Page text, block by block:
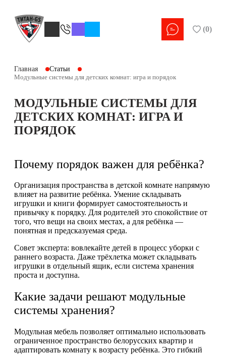
(0)
Главная
Статьи
Модульные системы для детских комнат: игра и порядок
МОДУЛЬНЫЕ СИСТЕМЫ ДЛЯ
ДЕТСКИХ КОМНАТ: ИГРА И
ПОРЯДОК
Почему порядок важен для ребёнка?
Организация пространства в детской комнате напрямую
влияет на развитие ребёнка. Умение складывать
игрушки и книги формирует самостоятельность и
привычку к порядку. Для родителей это спокойствие от
того, что вещи на своих местах, а для ребёнка —
понятная и предсказуемая среда.
Совет эксперта: вовлекайте детей в процесс уборки с
раннего возраста. Даже трёхлетка может складывать
игрушки в отдельный ящик, если система хранения
проста и доступна.
Какие задачи решают модульные
системы хранения?
Модульная мебель позволяет оптимально использовать
ограниченное пространство белорусских квартир и
адаптировать комнату к возрасту ребёнка. Это гибкий